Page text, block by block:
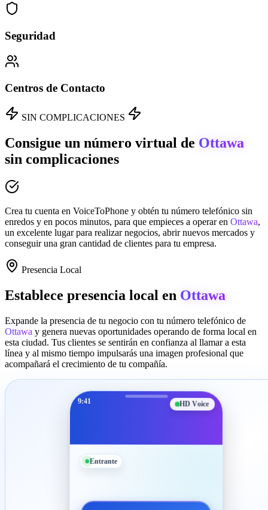
Seguridad
Centros de Contacto
SIN COMPLICACIONES
Consigue un número virtual de Ottawa
sin complicaciones
Crea tu cuenta en VoiceToPhone y obtén tu número telefónico sin
enredos y en pocos minutos, para que empieces a operar en Ottawa,
un excelente lugar para realizar negocios, abrir nuevos mercados y
conseguir una gran cantidad de clientes para tu empresa.
Presencia Local
Establece presencia local en Ottawa
Expande la presencia de tu negocio con tu número telefónico de
Ottawa y genera nuevas oportunidades operando de forma local en
esta ciudad. Tus clientes se sentirán en confianza al llamar a esta
línea y al mismo tiempo impulsarás una imagen profesional que
acompañará el crecimiento de tu compañía.
9:41 HD Voice
Entrante